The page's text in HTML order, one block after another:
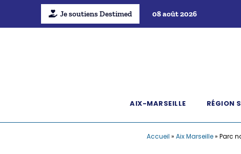
Je soutiens Destimed 08 août 2026
AIX-MARSEILLE RÉGION
Accueil » Aix Marseille» Parc